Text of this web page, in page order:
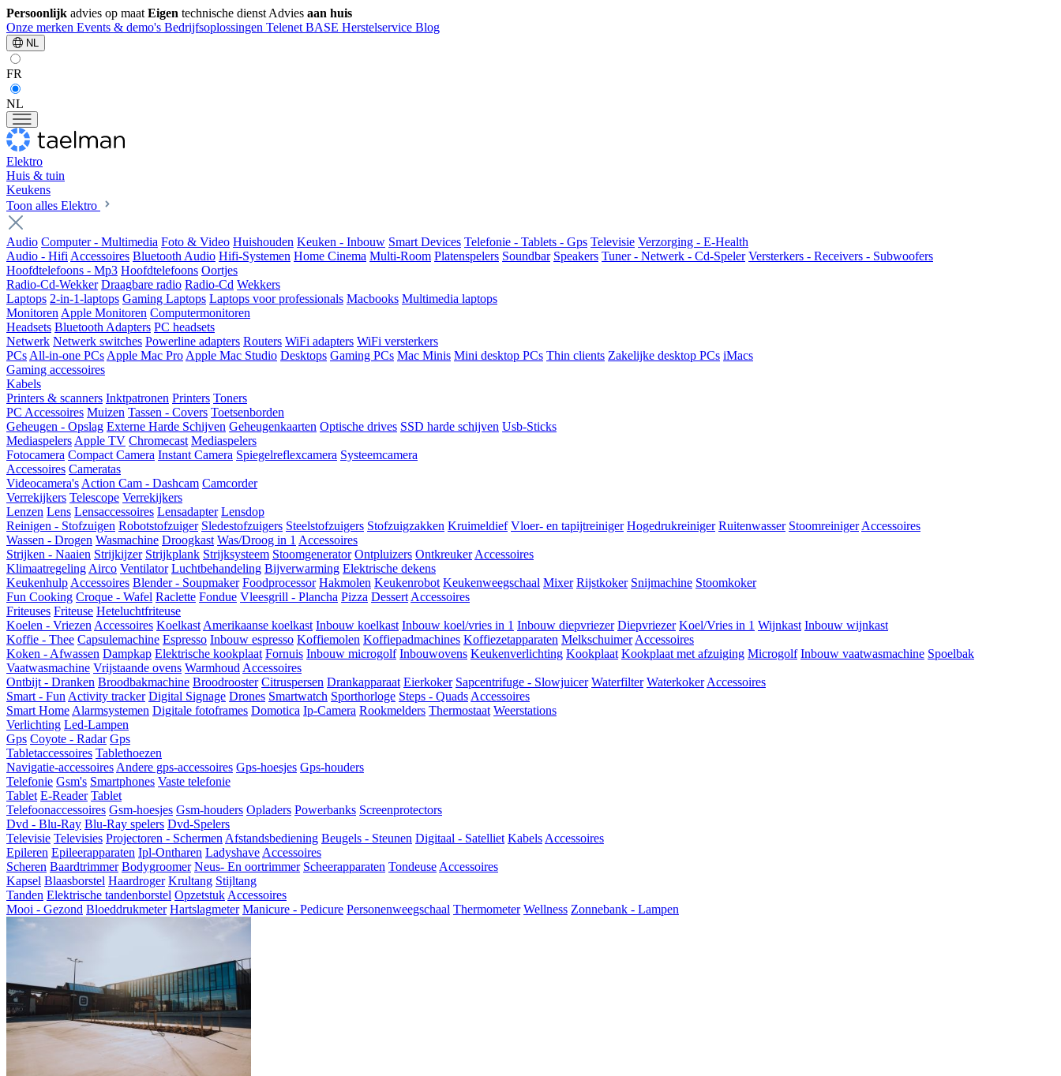
Persoonlijk advies op maat Eigen technische dienst Advies aan huis
Onze merken Events & demo's Bedrijfsoplossingen Telenet BASE Herstelservice Blog
NL
FR
NL
Elektro
Huis & tuin
Keukens
Toon alles Elektro
Audio Computer - Multimedia Foto & Video Huishouden Keuken - Inbouw Smart Devices Telefonie - Tablets - Gps Televisie Verzorging - E-Health
Audio - Hifi Accessoires Bluetooth Audio Hifi-Systemen Home Cinema Multi-Room Platenspelers Soundbar Speakers Tuner - Netwerk - Cd-Speler Versterkers - Receivers - Subwoofers
Hoofdtelefoons - Mp3 Hoofdtelefoons Oortjes
Radio-Cd-Wekker Draagbare radio Radio-Cd Wekkers
Laptops 2-in-1-laptops Gaming Laptops Laptops voor professionals Macbooks Multimedia laptops
Monitoren Apple Monitoren Computermonitoren
Headsets Bluetooth Adapters PC headsets
Netwerk Netwerk switches Powerline adapters Routers WiFi adapters WiFi versterkers
PCs All-in-one PCs Apple Mac Pro Apple Mac Studio Desktops Gaming PCs Mac Minis Mini desktop PCs Thin clients Zakelijke desktop PCs iMacs
Gaming accessoires
Kabels
Printers & scanners Inktpatronen Printers Toners
PC Accessoires Muizen Tassen - Covers Toetsenborden
Geheugen - Opslag Externe Harde Schijven Geheugenkaarten Optische drives SSD harde schijven Usb-Sticks
Mediaspelers Apple TV Chromecast Mediaspelers
Fotocamera Compact Camera Instant Camera Spiegelreflexcamera Systeemcamera
Accessoires Cameratas
Videocamera's Action Cam - Dashcam Camcorder
Verrekijkers Telescope Verrekijkers
Lenzen Lens Lensaccessoires Lensadapter Lensdop
Reinigen - Stofzuigen Robotstofzuiger Sledestofzuigers Steelstofzuigers Stofzuigzakken Kruimeldief Vloer- en tapijtreiniger Hogedrukreiniger Ruitenwasser Stoomreiniger Accessoires
Wassen - Drogen Wasmachine Droogkast Was/Droog in 1 Accessoires
Strijken - Naaien Strijkijzer Strijkplank Strijksysteem Stoomgenerator Ontpluizers Ontkreuker Accessoires
Klimaatregeling Airco Ventilator Luchtbehandeling Bijverwarming Elektrische dekens
Keukenhulp Accessoires Blender - Soupmaker Foodprocessor Hakmolen Keukenrobot Keukenweegschaal Mixer Rijstkoker Snijmachine Stoomkoker
Fun Cooking Croque - Wafel Raclette Fondue Vleesgrill - Plancha Pizza Dessert Accessoires
Friteuses Friteuse Heteluchtfriteuse
Koelen - Vriezen Accessoires Koelkast Amerikaanse koelkast Inbouw koelkast Inbouw koel/vries in 1 Inbouw diepvriezer Diepvriezer Koel/Vries in 1 Wijnkast Inbouw wijnkast
Koffie - Thee Capsulemachine Espresso Inbouw espresso Koffiemolen Koffiepadmachines Koffiezetapparaten Melkschuimer Accessoires
Koken - Afwassen Dampkap Elektrische kookplaat Fornuis Inbouw microgolf Inbouwovens Keukenverlichting Kookplaat Kookplaat met afzuiging Microgolf Inbouw vaatwasmachine Spoelbak
Vaatwasmachine Vrijstaande ovens Warmhoud Accessoires
Ontbijt - Dranken Broodbakmachine Broodrooster Citruspersen Drankapparaat Eierkoker Sapcentrifuge - Slowjuicer Waterfilter Waterkoker Accessoires
Smart - Fun Activity tracker Digital Signage Drones Smartwatch Sporthorloge Steps - Quads Accessoires
Smart Home Alarmsystemen Digitale fotoframes Domotica Ip-Camera Rookmelders Thermostaat Weerstations
Verlichting Led-Lampen
Gps Coyote - Radar Gps
Tabletaccessoires Tablethoezen
Navigatie-accessoires Andere gps-accessoires Gps-hoesjes Gps-houders
Telefonie Gsm's Smartphones Vaste telefonie
Tablet E-Reader Tablet
Telefoonaccessoires Gsm-hoesjes Gsm-houders Opladers Powerbanks Screenprotectors
Dvd - Blu-Ray Blu-Ray spelers Dvd-Spelers
Televisie Televisies Projectoren - Schermen Afstandsbediening Beugels - Steunen Digitaal - Satelliet Kabels Accessoires
Epileren Epileerapparaten Ipl-Ontharen Ladyshave Accessoires
Scheren Baardtrimmer Bodygroomer Neus- En oortrimmer Scheerapparaten Tondeuse Accessoires
Kapsel Blaasborstel Haardroger Krultang Stijltang
Tanden Elektrische tandenborstel Opzetstuk Accessoires
Mooi - Gezond Bloeddrukmeter Hartslagmeter Manicure - Pedicure Personenweegschaal Thermometer Wellness Zonnebank - Lampen